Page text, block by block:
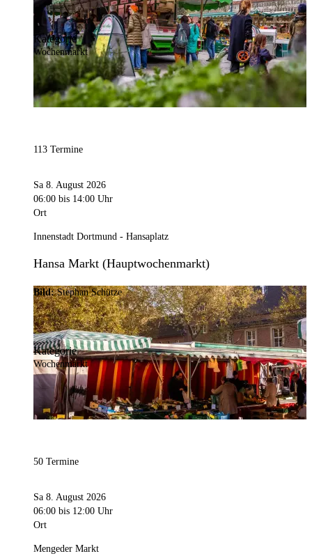
Kategorie
Wochenmarkt
113 Termine
Sa 8. August 2026
06:00 bis 14:00 Uhr
Ort
Innenstadt Dortmund - Hansaplatz
Hansa Markt (Hauptwochenmarkt)
Bild:Stephan Schütze
Kategorie
Wochenmarkt
50 Termine
Sa 8. August 2026
06:00 bis 12:00 Uhr
Ort
Mengeder Markt